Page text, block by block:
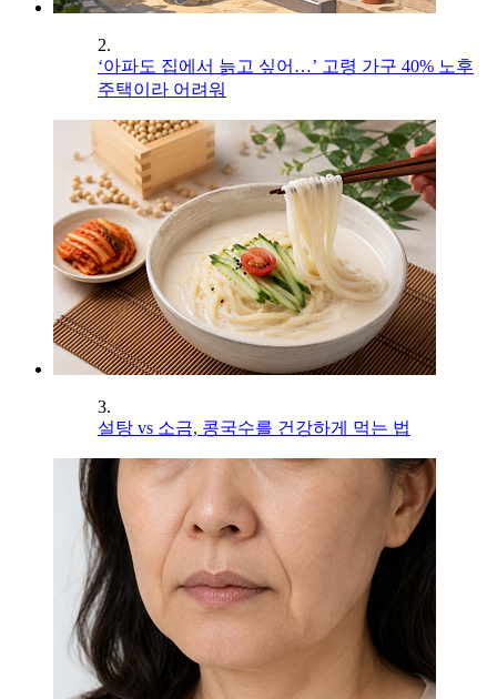
2.
‘아파도 집에서 늙고 싶어…’ 고령 가구 40% 노후
주택이라 어려워
3.
설탕 vs 소금, 콩국수를 건강하게 먹는 법